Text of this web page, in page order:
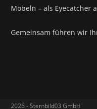
Möbeln – als Eyecatcher
Gemeinsam führen wir
2026 - Sternbild03 GmbH